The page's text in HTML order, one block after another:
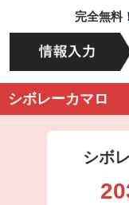
完全無料！
シボレーカマロ
シボ